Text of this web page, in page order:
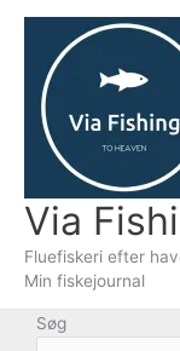
indholdet
Via
Fluefiskeri efter
Min fiskejournal
Søg